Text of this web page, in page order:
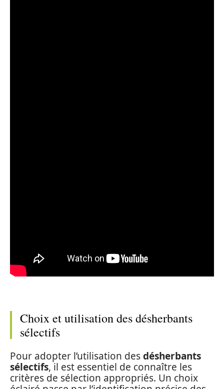
Choix et utilisation des désherbants
sélectifs
Pour adopter l’utilisation desdésherbants
sélectifs, il est essentiel de connaître les
critères de sélection appropriés. Un choix